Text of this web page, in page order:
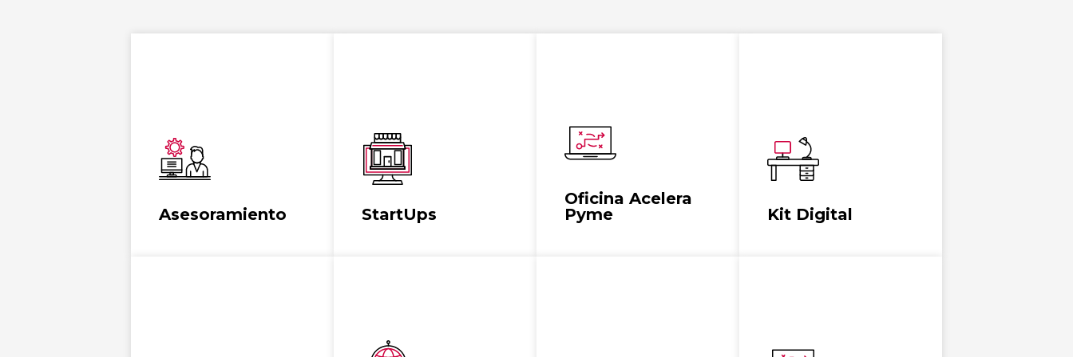
Asesoramiento
empresas
StartUps
formación especializada
Ver más
Oficina Acelera
Pyme
autónomos,
transformación digital.
Kit Digital
autónomos.
Ver más
comercios de las islas de
tecnológicas, estrategias